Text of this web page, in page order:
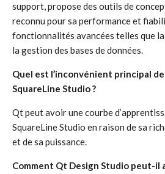
support, propose des outils de
reconnu pour sa performance et
fonctionnalités avancées telles que
la gestion des bases de données.
Quel est l’inconvénient principal
SquareLine Studio ?
Qt peut avoir une courbe
SquareLine Studio en raison de sa
et de sa puissance.
Comment Qt Design Studio peut-il